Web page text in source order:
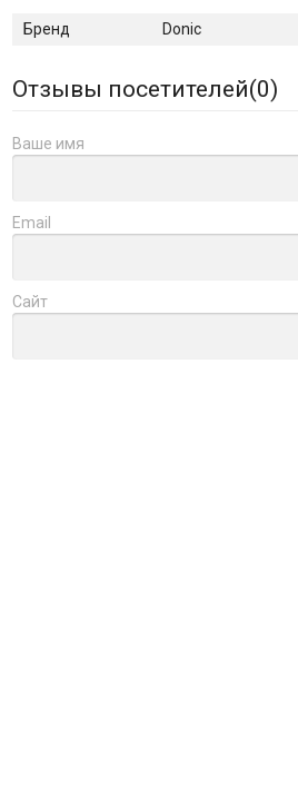
Бренд Donic
Отзывы посетителей(0)
Ваше имя
Email
Сайт